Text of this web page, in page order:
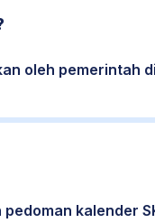
oleh pemerintah
kalender